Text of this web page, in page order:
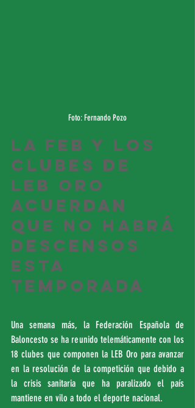
Foto: Fernando Pozo
La FEB y los
clubes de
LEB Oro
acuerdan
que no habrá
descensos
esta
temporada
Una semana más, la Federación Española de
Baloncesto se ha reunido telemáticamente con los
18 clubes que componen la LEB Oro para avanzar
en la resolución de la competición que debido a
la crisis sanitaria que ha paralizado el país
mantiene en vilo a todo el deporte nacional.